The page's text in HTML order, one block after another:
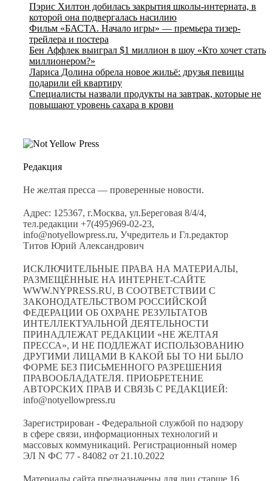
Пэрис Хилтон добилась закрытия школы-интерната, в
которой она подвергалась насилию
Фильм «БАСТА. Начало игры» — премьера тизер-
трейлера и постера
Бен Аффлек выиграл $1 миллион в шоу «Кто хочет стать
миллионером?»
Лариса Долина обрела новое жильё: друзья певицы
подарили ей квартиру
Специалисты назвали продукты на завтрак, которые не
повышают уровень сахара в крови
Редакция
Не желтая пресса — проверенные новости.
Адрес: 125367, г.Москва, ул.Береговая 8/4/4,
тел.редакции +7(495)969-02-23,
info@notyellowpress.ru, Учредитель и Гл.редактор
Титов Юрий Александрович
ИСКЛЮЧИТЕЛЬНЫЕ ПРАВА НА МАТЕРИАЛЫ,
РАЗМЕЩЁННЫЕ НА ИНТЕРНЕТ-САЙТЕ
WWW.NYPRESS.RU, В СООТВЕТСТВИИ С
ЗАКОНОДАТЕЛЬСТВОМ РОССИЙСКОЙ
ФЕДЕРАЦИИ ОБ ОХРАНЕ РЕЗУЛЬТАТОВ
ИНТЕЛЛЕКТУАЛЬНОЙ ДЕЯТЕЛЬНОСТИ
ПРИНАДЛЕЖАТ РЕДАКЦИИ «НЕ ЖЕЛТАЯ
ПРЕССА», И НЕ ПОДЛЕЖАТ ИСПОЛЬЗОВАНИЮ
ДРУГИМИ ЛИЦАМИ В КАКОЙ БЫ ТО НИ БЫЛО
ФОРМЕ БЕЗ ПИСЬМЕННОГО РАЗРЕШЕНИЯ
ПРАВООБЛАДАТЕЛЯ. ПРИОБРЕТЕНИЕ
АВТОРСКИХ ПРАВ И СВЯЗЬ С РЕДАКЦИЕЙ:
info@notyellowpress.ru
Зарегистрирован - Федеральной службой по надзору
в сфере связи, информационных технологий и
массовых коммуникаций. Регистрационный номер
ЭЛ N ФС 77 - 84082 от 21.10.2022
Материалы сайта предназначены для лиц старше 16